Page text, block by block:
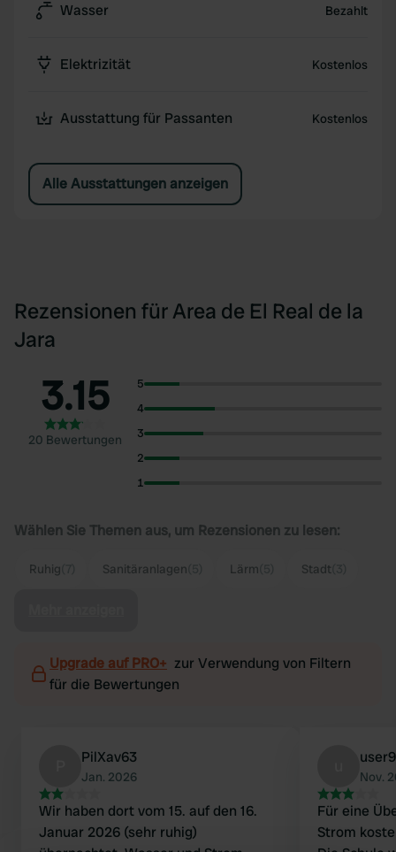
Wasser Bezahlt
Elektrizität Kostenlos
Ausstattung für Passanten Kostenlos
Alle Ausstattungen anzeigen
Rezensionen für Area de El Real de la
Jara
3.15
20 Bewertungen
5
4
3
2
1
Wählen Sie Themen aus, um Rezensionen zu lesen:
Ruhig Sanitäranlagen Lärm Stadt
Upgrade auf PRO+ zur Verwendung von Filtern
für die Bewertungen
PilXav63
Jan. 2026
Wir haben dort vom 15. auf den 16.
Januar 2026 (sehr ruhig)
Nov.
Für eine
Strom